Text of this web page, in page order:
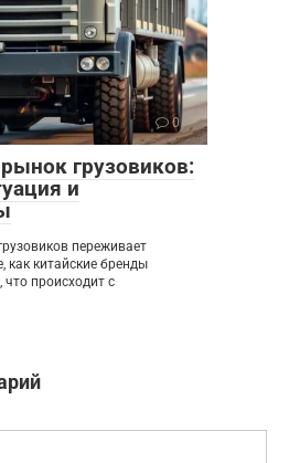
0
грузовиков:
и
переживает
как китайские бренды
происходит с